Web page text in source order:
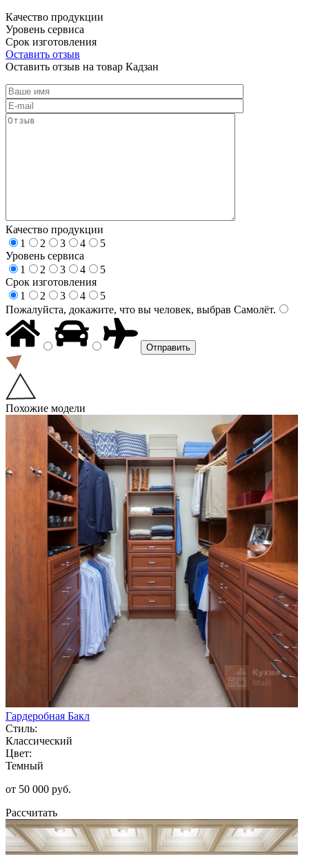
Качество продукции
Уровень сервиса
Срок изготовления
Оставить отзыв
Оставить отзыв на товар Кадзан
Качество продукции
1
2 3 4
5
Уровень сервиса
1
2 3 4
5
Срок изготовления
1
2 3 4
5
Пожалуйста, докажите, что вы человек, выбрав Самолёт.
Похожие модели
Гардеробная Бакл
Стиль:
Классический
Цвет:
Темный
от 50 000 руб.
Рассчитать